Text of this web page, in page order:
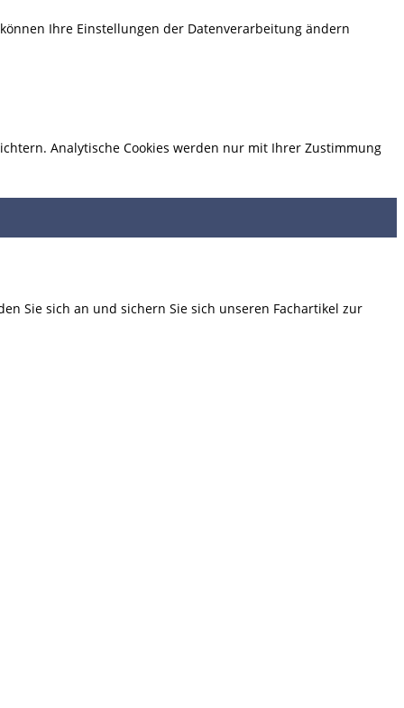
Ihre Einstellungen der Datenverarbeitung ändern
Analytische Cookies werden nur mit Ihrer Zustimmung
Sie sich an und sichern Sie sich unseren Fachartikel zur